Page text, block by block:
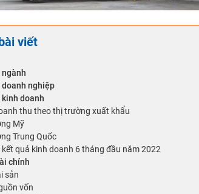
viết
ngành
doanh nghiệp
doanh
thu theo thị trường xuất khẩu
Mỹ
Trung Quốc
quả kinh doanh 6 tháng đầu năm 2022
chính
sản
vốn